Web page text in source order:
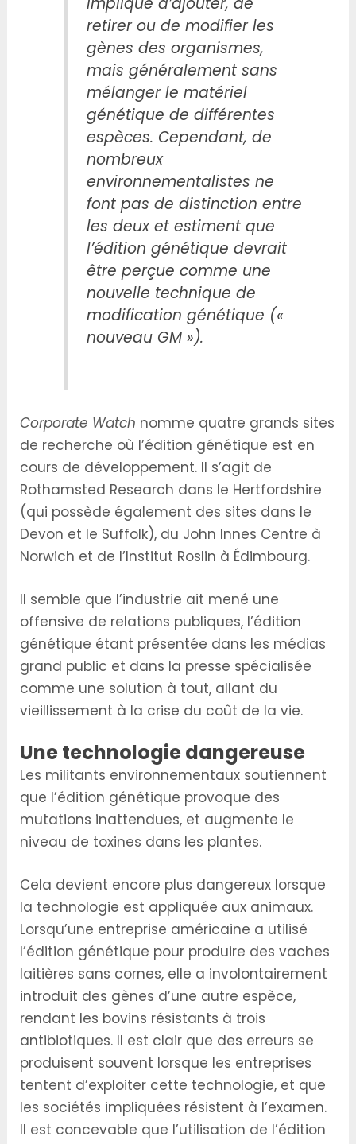
retirer ou de modifier les
gènes des organismes,
mais généralement sans
mélanger le matériel
génétique de différentes
espèces. Cependant, de
nombreux
environnementalistes ne
font pas de distinction entre
les deux et estiment que
l’édition génétique devrait
être perçue comme une
nouvelle technique de
modification génétique («
nouveau GM »).
Corporate Watch nomme quatre grands sites
de recherche où l’édition génétique est en
cours de développement. Il s’agit de
Rothamsted Research dans le Hertfordshire
(qui possède également des sites dans le
Devon et le Suffolk), du John Innes Centre à
Norwich et de l’Institut Roslin à Édimbourg.
Il semble que l’industrie ait mené une
offensive de relations publiques, l’édition
génétique étant présentée dans les médias
grand public et dans la presse spécialisée
comme une solution à tout, allant du
vieillissement à la crise du coût de la vie.
Une technologie dangereuse
Les militants environnementaux soutiennent
que l’édition génétique provoque des
mutations inattendues, et augmente le
niveau de toxines dans les plantes.
Cela devient encore plus dangereux lorsque
la technologie est appliquée aux animaux.
Lorsqu’une entreprise américaine a utilisé
l’édition génétique pour produire des vaches
laitières sans cornes, elle a involontairement
introduit des gènes d’une autre espèce,
rendant les bovins résistants à trois
antibiotiques. Il est clair que des erreurs se
produisent souvent lorsque les entreprises
tentent d’exploiter cette technologie, et que
les sociétés impliquées résistent à l’examen.
Il est concevable que l’utilisation de l’édition